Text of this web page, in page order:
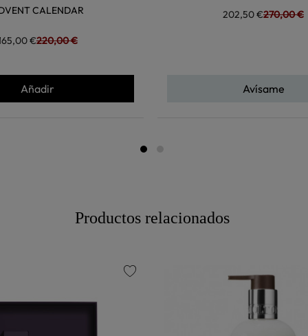
CALENDAR
€220,00 €
Añadir
202,50 €270,00 €
Avísame
Productos relacionados